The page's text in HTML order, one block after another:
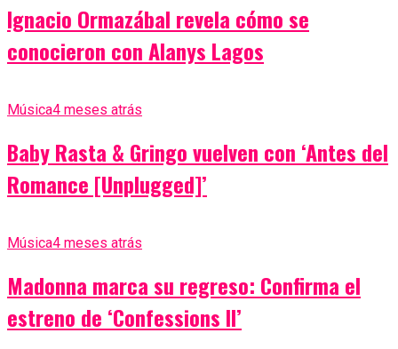
Ignacio Ormazábal revela cómo se
conocieron con Alanys Lagos
Música4 meses atrás
Baby Rasta & Gringo vuelven con ‘Antes del
Romance [Unplugged]’
Música4 meses atrás
Madonna marca su regreso: Confirma el
estreno de ‘Confessions II’